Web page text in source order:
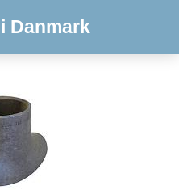
Danmark